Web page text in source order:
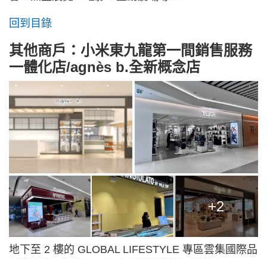
回到目錄
其他商戶：小米東九龍第一間銷售服務
一體化店/agnès b.全新概念店
+2
地下至 2 樓的 GLOBAL LIFESTYLE 專區雲集國際品